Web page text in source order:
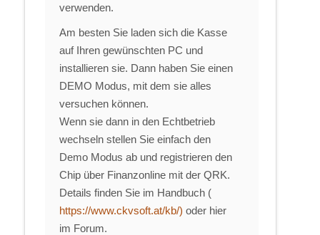
verwenden.
Am besten Sie laden sich die Kasse
auf Ihren gewünschten PC und
installieren sie. Dann haben Sie einen
DEMO Modus, mit dem sie alles
versuchen können.
Wenn sie dann in den Echtbetrieb
wechseln stellen Sie einfach den
Demo Modus ab und registrieren den
Chip über Finanzonline mit der QRK.
Details finden Sie im Handbuch (
https://www.ckvsoft.at/kb/) oder hier
im Forum.